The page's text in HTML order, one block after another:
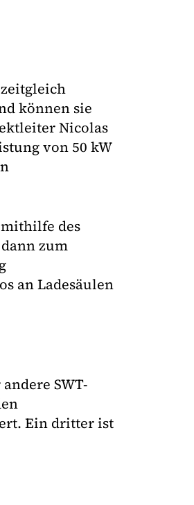
können sie
Nicolas
von 50 kW
des
zum
an Ladesäulen
SWT-
Ein dritter ist